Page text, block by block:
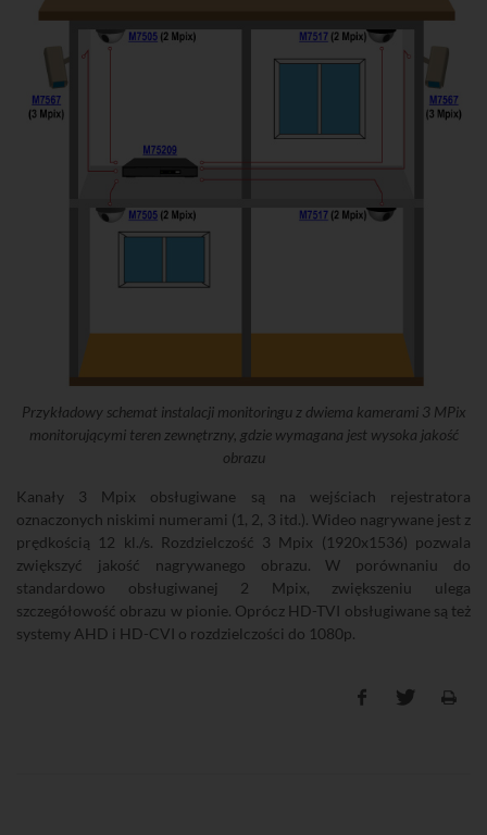
Przykładowy schemat instalacji monitoringu z dwiema kamerami 3 MPix
monitorującymi teren zewnętrzny, gdzie wymagana jest wysoka jakość
obrazu
Kanały 3 Mpix obsługiwane są na wejściach rejestratora
oznaczonych niskimi numerami (1, 2, 3 itd.). Wideo nagrywane jest z
prędkością 12 kl./s. Rozdzielczość 3 Mpix (1920x1536) pozwala
zwiększyć jakość nagrywanego obrazu. W porównaniu do
standardowo obsługiwanej 2 Mpix, zwiększeniu ulega
szczegółowość obrazu w pionie. Oprócz HD-TVI obsługiwane są też
systemy AHD i HD-CVI o rozdzielczości do 1080p.